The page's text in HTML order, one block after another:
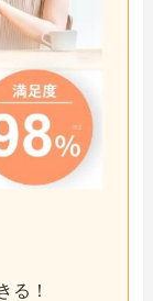
る！